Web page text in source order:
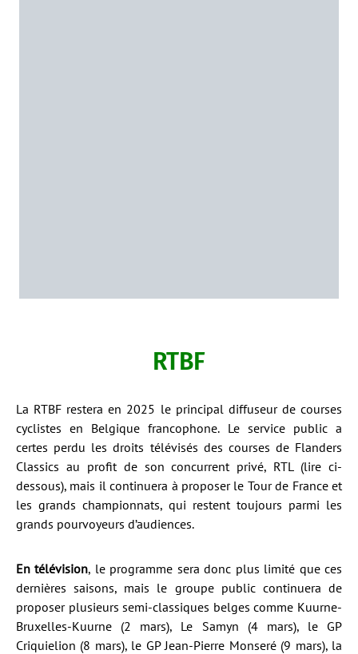
RTBF
La RTBF restera en 2025 le principal diffuseur de courses
cyclistes en Belgique francophone. Le service public a
certes perdu les droits télévisés des courses de Flanders
Classics au profit de son concurrent privé, RTL (lire ci-
dessous), mais il continuera à proposer le Tour de France et
les grands championnats, qui restent toujours parmi les
grands pourvoyeurs d’audiences.
En télévision, le programme sera donc plus limité que ces
dernières saisons, mais le groupe public continuera de
proposer plusieurs semi-classiques belges comme Kuurne-
Bruxelles-Kuurne (2 mars), Le Samyn (4 mars), le GP
Criquielion (8 mars), le GP Jean-Pierre Monseré (9 mars), la